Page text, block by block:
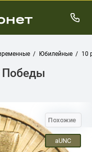
Юбилейные 10
Победы
Похожие
aUNC